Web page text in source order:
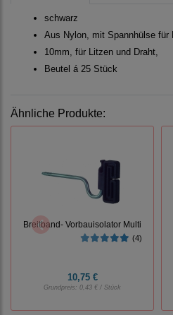
schwarz
Aus Nylon, mit Spannhülse für
10mm, für Litzen und Draht,
Beutel á 25 Stück
Ähnliche Produkte:
Breitband- Vorbauisolator Multi
(4)
10,75 €
Grundpreis: 0,43 € / Stück